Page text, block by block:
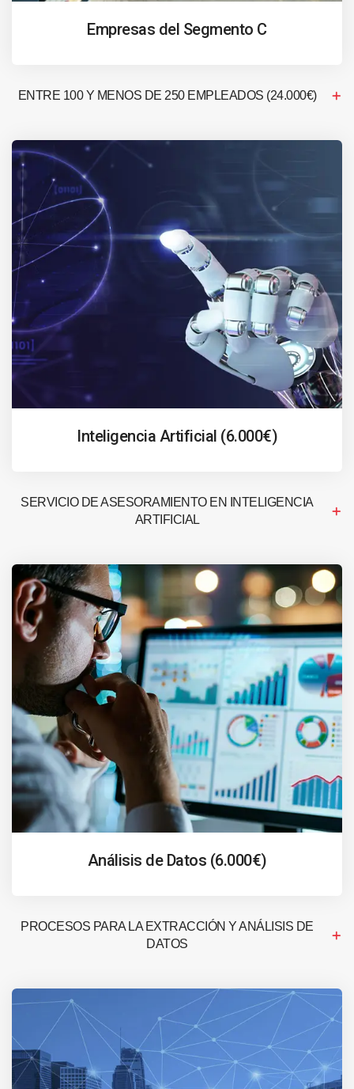
Empresas del Segmento C
ENTRE 100 Y MENOS DE 250 EMPLEADOS (24.000€)
Inteligencia Artificial (6.000€)
SERVICIO DE ASESORAMIENTO EN INTELIGENCIA
ARTIFICIAL
Análisis de Datos (6.000€)
PROCESOS PARA LA EXTRACCIÓN Y ANÁLISIS DE
DATOS